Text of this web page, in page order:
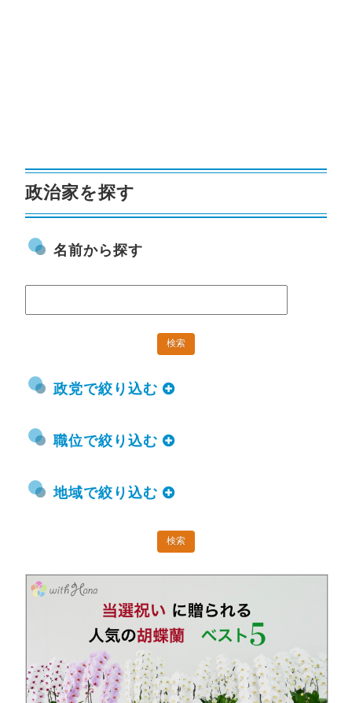
政治家を探す
名前から探す
政党で絞り込む
職位で絞り込む
地域で絞り込む